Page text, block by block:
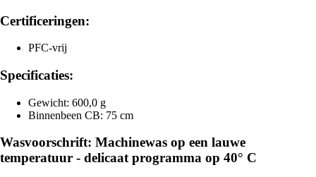
Certificeringen:
PFC-vrij
Specificaties:
Gewicht: 600,0 g
Binnenbeen CB: 75 cm
Wasvoorschrift: Machinewas op een lauwe
temperatuur - delicaat programma op 40° C